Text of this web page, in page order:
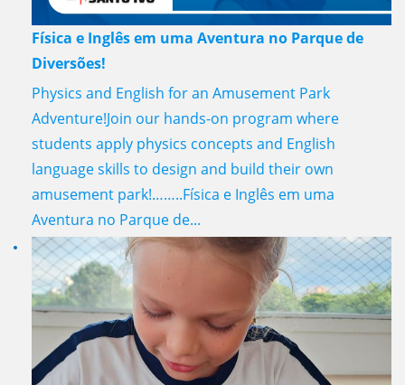
Física e Inglês em uma Aventura no Parque de
Diversões!
Physics and English for an Amusement Park
Adventure!Join our hands-on program where
students apply physics concepts and English
language skills to design and build their own
amusement park!……..Física e Inglês em uma
Aventura no Parque de...